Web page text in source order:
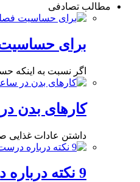
مطالب تصادفی
برای
اگر نسبت به اینکه
کارهای بدن
داشتن عادات غذایی
9 نکته درباره درست کردن کباب کوبیده